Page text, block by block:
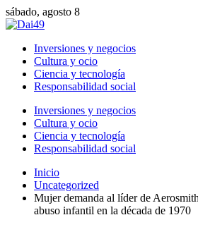
sábado, agosto 8
Inversiones y negocios
Cultura y ocio
Ciencia y tecnología
Responsabilidad social
Inversiones y negocios
Cultura y ocio
Ciencia y tecnología
Responsabilidad social
Inicio
Uncategorized
Mujer demanda al líder de
abuso infantil en la década de 1970